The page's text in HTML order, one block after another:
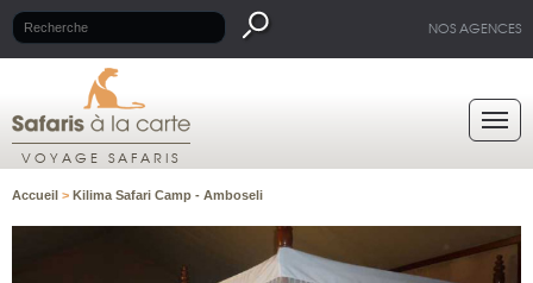
NOS AGENCES
VOYAGE SAFARIS
Accueil > Kilima Safari Camp - Amboseli